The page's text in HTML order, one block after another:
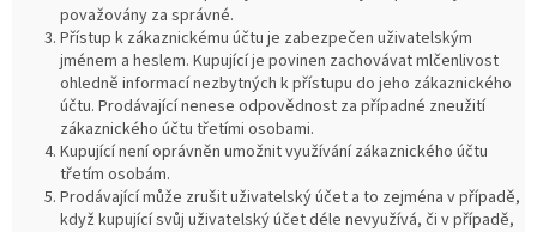
považovány za správné.
Přístup k zákaznickému účtu je zabezpečen uživatelským
jménem a heslem. Kupující je povinen zachovávat mlčenlivost
ohledně informací nezbytných k přístupu do jeho zákaznického
účtu. Prodávající nenese odpovědnost za případné zneužití
zákaznického účtu třetími osobami.
Kupující není oprávněn umožnit využívání zákaznického účtu
třetím osobám.
Prodávající může zrušit uživatelský účet a to zejména v případě,
když kupující svůj uživatelský účet déle nevyužívá, či v případě,